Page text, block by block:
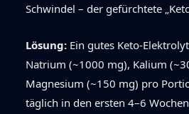
Schwindel – der gefürchtete
Lösung: Ein gutes Keto-
Natrium (~1000 mg), Kalium
Magnesium (~150 mg) pro
täglich in den ersten 4–6